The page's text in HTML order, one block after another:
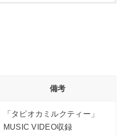
備考
「タピオカミルクティー」
MUSIC VIDEO収録